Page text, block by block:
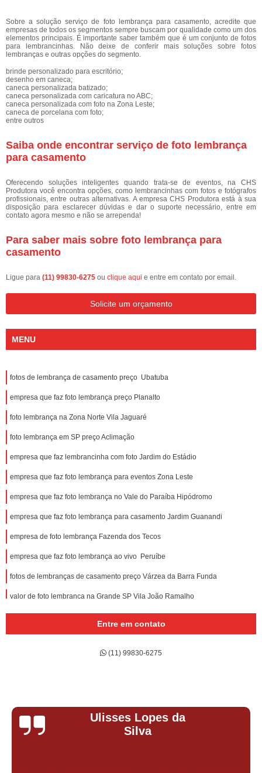
Sobre a solução serviço de foto lembrança para casamento, acredite que
empresas de todos os segmentos sempre buscam por qualidade como um dos
elementos principais. É importante saber também que é um conjunto de fotos
para lembrancinhas. Não deixe de conferir mais soluções sobre fotos
lembranças e outras opções do segmento.
brinde personalizado para escritório;
desenho em caneca;
caneca personalizada batizado;
caneca personalizada com caricatura no ABC;
caneca personalizada com foto na Zona Leste;
caneca de porcelana com foto;
entre outros
Saiba onde encontrar serviço de foto lembrança
para casamento
Oferecendo soluções inteligentes quando trata-se de eventos, na CHS
Produtora você encontra opções, como lembrancinhas com fotos e fotógrafos
profissionais, entre outras alternativas. A empresa CHS Produtora está à sua
disposição para esclarecer dúvidas e dar o suporte necessário, entre em
contato agora mesmo e não se arrependa!
Para saber mais sobre foto lembrança para
casamento
Ligue para (11) 99830-6275 ou clique aqui e entre em contato por email.
Solicite um orçamento
MENU
fotos de lembrança de casamento preço Ubatuba
empresa que faz foto lembrança preço Planalto
foto lembrança na Zona Norte Vila Jaguaré
foto lembrança em SP preço Aclimação
empresa que faz lembrancinha com foto Jardim do Estádio
empresa que faz foto lembrança para eventos Zona Leste
empresa que faz foto lembrança no Vale do Paraíba Hipódromo
empresa que faz foto lembrança para casamento Jardim Guanandi
empresa de foto lembrança Fazenda dos Tecos
empresa que faz foto lembrança ao vivo Peruíbe
fotos de lembranças de casamento preço Várzea da Barra Funda
valor de foto lembrança na Grande SP Vila João Ramalho
empresa que faz fotografias de lembrança de casamento Campos Elísios
foto lembrança Imirim (parte)
serviço de foto lembrança para casamento Jardim Brasil
valor de foto lembrança no ABC Alphaville Conde I
Entre em contato
(11) 99830-6275
Ulisses Lopes da
Silva